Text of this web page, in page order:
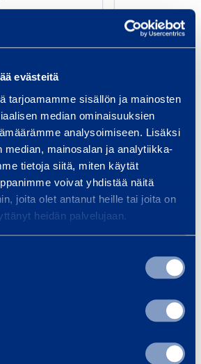
evästeitä
tarjoamamme sisällön ja mainosten
median ominaisuuksien
analysoimiseen. Lisäksi
median, mainosalan ja analytiikka-
tietoja siitä, miten käytät
voivat yhdistää näitä
joita olet antanut heille tai joita on
heidän palvelujaan.
e
a
J2
(VAT 0 %)
to cart
0,34 €
for the